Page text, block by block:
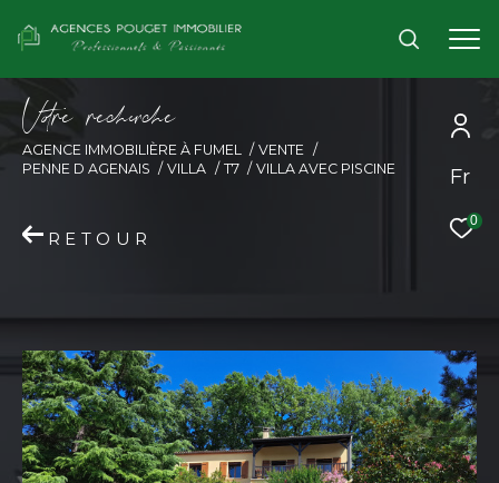
Fr
0
Vore recece
AGENCE IMMOBILIÈRE À FUMEL
VENTE
PENNE D AGENAIS
VILLA T7 VILLA AVEC PISCINE
RETOUR